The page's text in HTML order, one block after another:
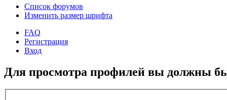
Список форумов
Изменить размер шрифта
FAQ
Регистрация
Вход
Для просмотра профилей вы должны